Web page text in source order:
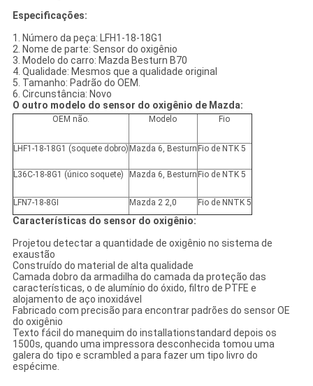
Especificações:
1. Número da peça: LFH1-18-18G1
2. Nome de parte: Sensor do oxigênio
3. Modelo do carro: Mazda Besturn B70
4. Qualidade: Mesmos que a qualidade original
5. Tamanho: Padrão do OEM.
6. Circunstância: Novo
O outro modelo do sensor do oxigênio de Mazda:
OEM não. Modelo Fio
LHF1-18-18G1 (soquete dobro) Mazda 6, Besturn Fio de NTK 5
L36C-18-8G1 (único soquete) Mazda 6, Besturn Fio de NTK 5
LFN7-18-8GI Mazda 2 2,0 Fio de NNTK 5
Características do sensor do oxigênio:
Projetou detectar a quantidade de oxigênio no sistema de
exaustão
Construído do material de alta qualidade
Camada dobro da armadilha do camada da proteção das
características, o de alumínio do óxido, filtro de PTFE e
alojamento de aço inoxidável
Fabricado com precisão para encontrar padrões do sensor OE
do oxigênio
Texto fácil do manequim do installationstandard depois os
1500s, quando uma impressora desconhecida tomou uma
galera do tipo e scrambled a para fazer um tipo livro do
espécime.